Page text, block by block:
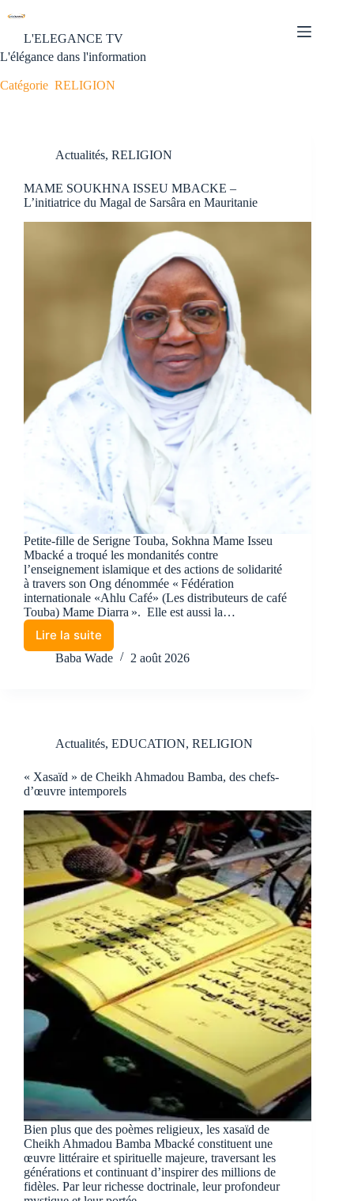
L'ELEGANCE TV
L'élégance dans l'information
Catégorie RELIGION
Actualités, RELIGION
MAME SOUKHNA ISSEU MBACKE –
L’initiatrice du Magal de Sarsâra en Mauritanie
Petite-fille de Serigne Touba, Sokhna Mame Isseu
Mbacké a troqué les mondanités contre
l’enseignement islamique et des actions de solidarité
à travers son Ong dénommée « Fédération
internationale «Ahlu Café» (Les distributeurs de café
Touba) Mame Diarra ». Elle est aussi la…
Lire la suite
Baba Wade 2 août 2026
Actualités, EDUCATION, RELIGION
« Xasaïd » de Cheikh Ahmadou Bamba, des chefs-
d’œuvre intemporels
Bien plus que des poèmes religieux, les xasaïd de
Cheikh Ahmadou Bamba Mbacké constituent une
œuvre littéraire et spirituelle majeure, traversant les
générations et continuant d’inspirer des millions de
fidèles. Par leur richesse doctrinale, leur profondeur